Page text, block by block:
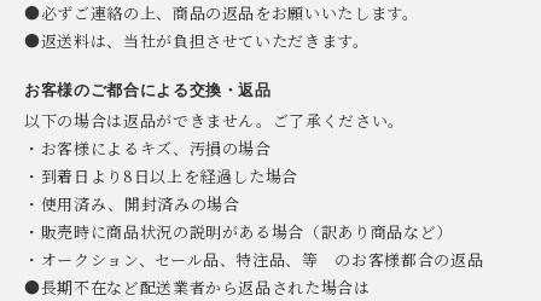
●必ずご連絡の上、商品の返品をお願いいたします。
●返送料は、当社が負担させていただきます。
お客様のご都合による交換・返品
以下の場合は返品ができません。ご了承ください。
・お客様によるキズ、汚損の場合
・到着日より8日以上を経過した場合
・使用済み、開封済みの場合
・販売時に商品状況の説明がある場合（訳あり商品など）
・オークション、セール品、特注品、等 のお客様都合の返品
●長期不在など配送業者から返品された場合は